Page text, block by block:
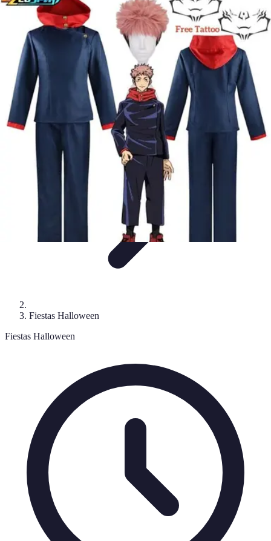
Universo Halloween
DecoraciónFiestas y CelebracionesDisfraces
Fiestas y
EventosManualidades y Decoración
Universo Halloween
Fiestas Halloween
Fiestas Halloween